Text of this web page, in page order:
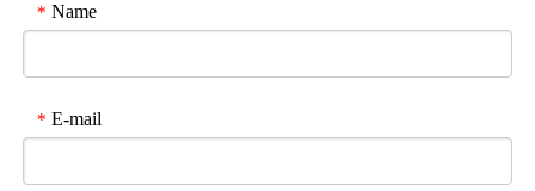
* Name
* E-mail